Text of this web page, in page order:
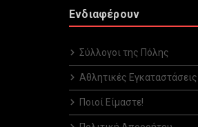
Ενδιαφέρουν
Σύλλογοι της Πόλης
Αθλητικές Εγκαταστάσεις
Ποιοί Είμαστε!